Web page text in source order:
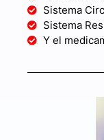
Sistema
Sistema
Y el